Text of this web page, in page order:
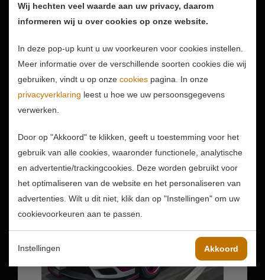
Wij hechten veel waarde aan uw privacy, daarom
informeren wij u over cookies op onze website.
In deze pop-up kunt u uw voorkeuren voor cookies instellen.
Meer informatie over de verschillende soorten cookies die wij
gebruiken, vindt u op onze cookies pagina. In onze
privacyverklaring leest u hoe we uw persoonsgegevens
verwerken.
Door op "Akkoord" te klikken, geeft u toestemming voor het
gebruik van alle cookies, waaronder functionele, analytische
en advertentie/trackingcookies. Deze worden gebruikt voor
het optimaliseren van de website en het personaliseren van
advertenties. Wilt u dit niet, klik dan op "Instellingen" om uw
cookievoorkeuren aan te passen.
Instellingen Akkoord
DaDa Onbeperkt op Weg 2026